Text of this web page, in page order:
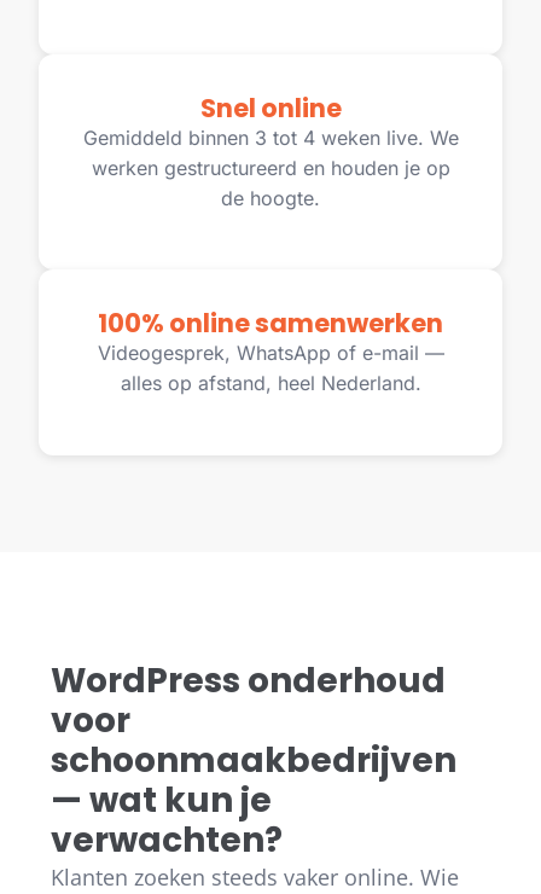
Snel online
Gemiddeld binnen 3 tot 4 weken live. We
werken gestructureerd en houden je op
de hoogte.
100% online samenwerken
Videogesprek, WhatsApp of e-mail —
alles op afstand, heel Nederland.
WordPress onderhoud
voor
schoonmaakbedrijven
— wat kun je
verwachten?
Klanten zoeken steeds vaker online. Wie